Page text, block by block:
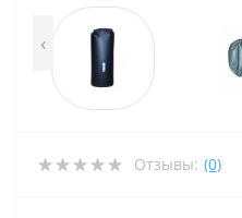
‹
Отзывы: (0)